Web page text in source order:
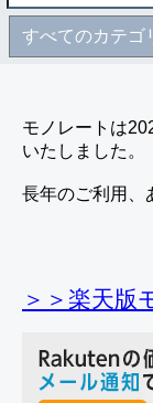
モノレートは
いたしました。
長年のご利用、
＞＞楽天版